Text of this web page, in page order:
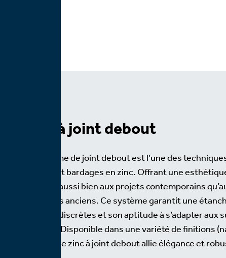
Zinc à joint debout
Le système de joint debout est l’une des
toitures et bardages en zinc. Offrant une
convient aussi bien aux projets contemporains
bâtiments anciens. Ce système garantit une
fixations discrètes et son aptitude à s’adapter aux
cintrées. Disponible dans une variété de finitions
colorée), le zinc à joint debout allie élégance et